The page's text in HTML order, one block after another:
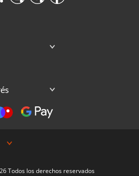
Todos los derechos reservados